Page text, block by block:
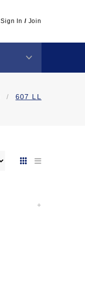
Sign In / Join
/ 607 LL
+